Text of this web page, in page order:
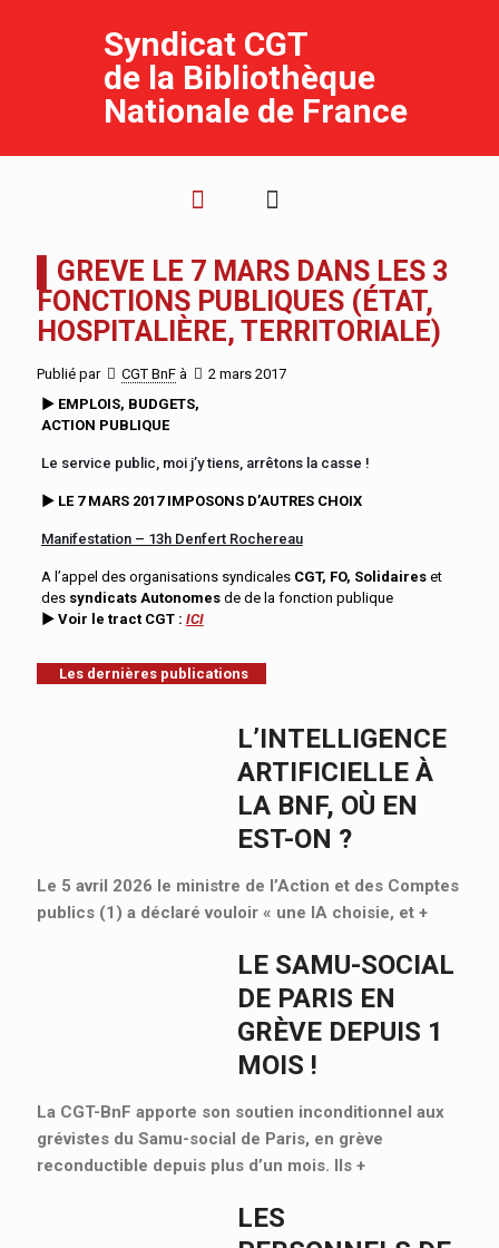
Syndicat CGT
de la Bibliothèque
Nationale de France
▌GREVE LE 7 MARS DANS LES 3
FONCTIONS PUBLIQUES (ÉTAT,
HOSPITALIÈRE, TERRITORIALE)
Publié par CGT BnF à
2 mars 2017
►EMPLOIS, BUDGETS,
ACTION PUBLIQUE
Le service public, moi j’y tiens, arrêtons la casse !
►LE 7 MARS 2017 IMPOSONS D’AUTRES CHOIX
Manifestation – 13h Denfert Rochereau
A l’appel des organisations syndicales CGT, FO, Solidaires et
dessyndicats Autonomes de de la fonction publique
► Voir le tract CGT : ICI
Les dernières publications
L’INTELLIGENCE
ARTIFICIELLE À
LA BNF, OÙ EN
EST-ON ?
Le 5 avril 2026 le ministre de l’Action et des Comptes
publics (1) a déclaré vouloir « une IA choisie, et +
LE SAMU-SOCIAL
DE PARIS EN
GRÈVE DEPUIS 1
MOIS !
La CGT-BnF apporte son soutien inconditionnel aux
grévistes du Samu-social de Paris, en grève
reconductible depuis plus d’un mois. Ils +
LES